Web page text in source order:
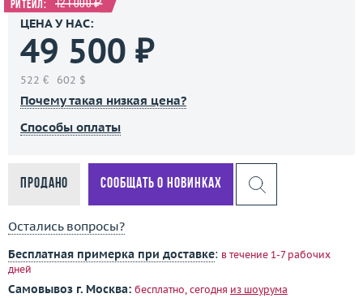
Ритейл: 121 000 ₽
ЦЕНА У НАС:
49 500 ₽
522 € 602 $
Почему такая низкая цена?
Способы оплаты
Продано Сообщать о новинках
Остались вопросы?
Бесплатная примерка при доставке: в течение 1-7 рабочих
дней
Самовывоз г. Москва: бесплатно, сегодня из шоурума